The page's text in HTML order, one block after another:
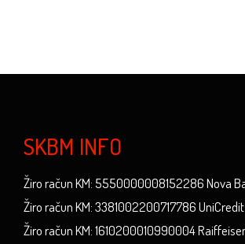
SKBM INFO
Žiro račun KM: 5550000008152286 Nova
Žiro račun KM: 3381002200717786
Žiro račun KM: 1610200010990004